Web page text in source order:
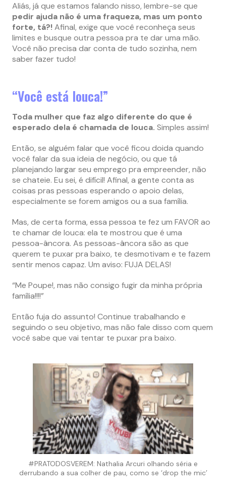
Aliás, já que estamos falando nisso, lembre-se que
pedir ajuda não é uma fraqueza, mas um ponto
forte, tá?!Afinal, exige que você reconheça seus
limites e busque outra pessoa pra te dar uma mão.
Você não precisa dar conta de tudo sozinha, nem
saber fazer tudo!
“Você está louca!”
Toda mulher que faz algo diferente do que é
esperado dela é chamada de louca. Simples assim!
Então, se alguém falar que você ficou doida quando
você falar da sua ideia de negócio, ou que tá
planejando largar seu emprego pra empreender, não
se chateie. Eu sei, é difícil! Afinal, a gente conta as
coisas pras pessoas esperando o apoio delas,
especialmente se forem amigos ou a sua família.
Mas, de certa forma, essa pessoa te fez um FAVOR ao
te chamar de louca: ela te mostrou que é uma
pessoa-âncora. As pessoas-âncora são as que
querem te puxar pra baixo, te desmotivam e te fazem
sentir menos capaz. Um aviso: FUJA DELAS!
“Me Poupe!, mas não consigo fugir da minha própria
família!!!!”
Então fuja do assunto! Continue trabalhando e
seguindo o seu objetivo, mas não fale disso com quem
você sabe que vai tentar te puxar pra baixo.
#PRATODOSVEREM: Nathalia Arcuri olhando séria e
derrubando a sua colher de pau, como se ‘drop the mic’